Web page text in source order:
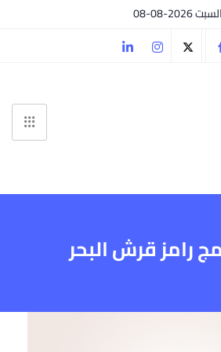
السبت 2026-08-08
رامز قرش البحر